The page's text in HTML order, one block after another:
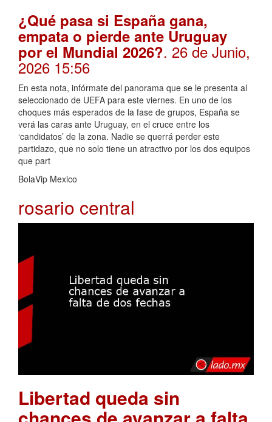
¿Qué pasa si España gana,
empata o pierde ante Uruguay
por el Mundial 2026?. 26 de Junio,
2026 15:56
En esta nota, infórmate del panorama que se le presenta al
seleccionado de UEFA para este viernes. En uno de los
choques más esperados de la fase de grupos, España se
verá las caras ante Uruguay, en el cruce entre los
‘candidatos’ de la zona. Nadie se querrá perder este
partidazo, que no solo tiene un atractivo por los dos equipos
que part
BolaVip Mexico
rosario central
Libertad queda sin